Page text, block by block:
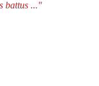
battus ..."